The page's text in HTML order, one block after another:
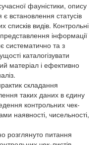
фауністики, опису
є встановлення статусів
списків видів. Контрольні
інформації
систематично та з
каталогізувати
матеріал і ефективно
складання
таких даних в єдину
контрольних чек-
наявності, чисельності,
розглянуто питання